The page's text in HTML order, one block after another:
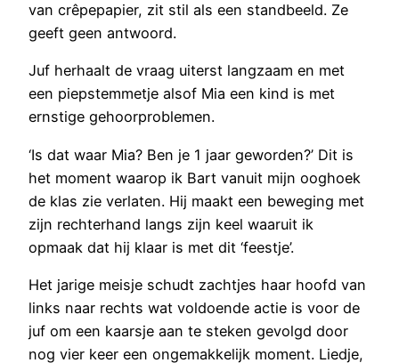
van crêpepapier, zit stil als een standbeeld. Ze
geeft geen antwoord.
Juf herhaalt de vraag uiterst langzaam en met
een piepstemmetje alsof Mia een kind is met
ernstige gehoorproblemen.
‘Is dat waar Mia? Ben je 1 jaar geworden?’ Dit is
het moment waarop ik Bart vanuit mijn ooghoek
de klas zie verlaten. Hij maakt een beweging met
zijn rechterhand langs zijn keel waaruit ik
opmaak dat hij klaar is met dit ‘feestje’.
Het jarige meisje schudt zachtjes haar hoofd van
links naar rechts wat voldoende actie is voor de
juf om een kaarsje aan te steken gevolgd door
nog vier keer een ongemakkelijk moment. Liedje,